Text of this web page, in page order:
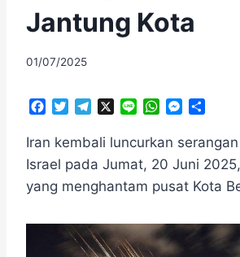
Jantung Kota
By
01/07/2025
c
b
o
k
i
t
e
l
g
r
m
n
W
a
t
s
A
p
M
s
e
n
e
a
r
e
Iran kembali luncurkan
Israel pada Jumat, 20 Juni
yang menghantam pusat Kota